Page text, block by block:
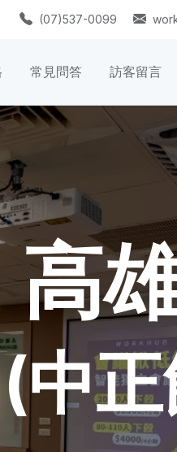
(07)537-0099
常見問答 訪客留言
正